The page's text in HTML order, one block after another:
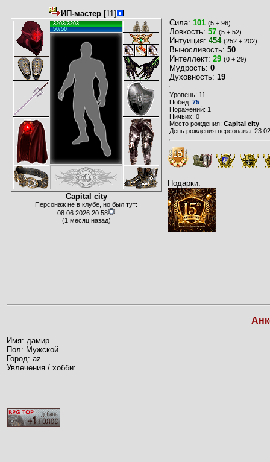
ИП-мастер [11]
3203/3203
50/50
Capital city
Персонаж не в клубе, но был тут:
08.06.2026 20:58
(1 месяц назад)
Сила: 101 (5 + 96)
Ловкость: 57 (5 + 52)
Интуиция: 454 (252 + 202)
Выносливость: 50
Интеллект: 29 (0 + 29)
Мудрость: 0
Духовность: 19
Уровень: 11
Побед: 75
Поражений: 1
Ничьих: 0
Место рождения: Capital city
День рождения персонажа:
Подарки:
Имя: дамир
Пол: Мужской
Город: az
Увлечения / хобби: